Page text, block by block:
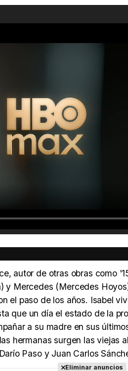
autor de otras obras como
y Mercedes (Mercedes
el paso de los años. Isabel
que un día el estado de la
a su madre en sus
hermanas surgen las viejas
Paso y Juan Carlos
Eliminar anuncios